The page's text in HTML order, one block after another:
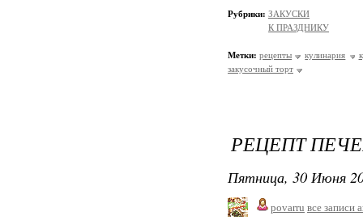
Рубрики: ЗАКУСКИ
К ПРАЗДНИКУ
Метки: рецепты кулинария
закусочный торт
РЕЦЕПТ
Пятница, 30 Июня
povarru все записи